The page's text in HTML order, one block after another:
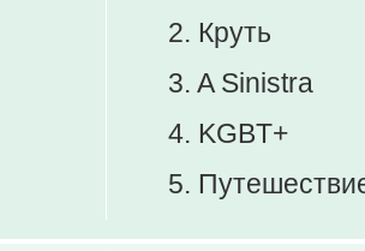
2. Круть
3. A Sinistra
4. KGBT+
5.